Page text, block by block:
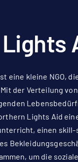
eine kleine NGO,
der Verteilung
Lights Aid
einen
um die